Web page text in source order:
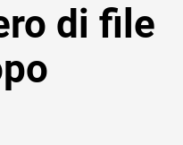
di file